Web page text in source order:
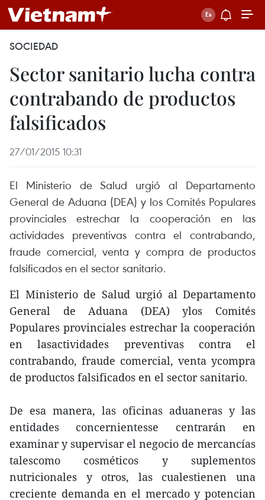
SOCIEDAD
Sector sanitario lucha contra
contrabando de productos
falsificados
27/01/2015 10:31
El Ministerio de Salud urgió al Departamento
General de Aduana (DEA) y los Comités Populares
provinciales estrechar la cooperación en las
actividades preventivas contra el contrabando,
fraude comercial, venta y compra de productos
falsificados en el sector sanitario.
El Ministerio de Salud urgió al Departamento
General de Aduana (DEA) ylos Comités
Populares provinciales estrechar la cooperación
en lasactividades preventivas contra el
contrabando, fraude comercial, venta ycompra
de productos falsificados en el sector sanitario.
De esa manera, las oficinas aduaneras y las
entidades concernientesse centrarán en
examinar y supervisar el negocio de mercancías
talescomo cosméticos y suplementos
nutricionales y otros, las cualestienen una
creciente demanda en el mercado y potencian